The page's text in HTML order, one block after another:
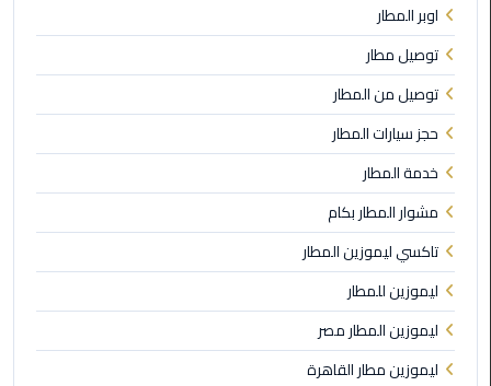
ليموزين
الهرم
ليموزين
من
مطار
برج
العرب
الى
الساحل
الشمالي
ليموزين
الفيوم
اوبر المطار
توصيل مطار
توصيل من المطار
حجز سيارات المطار
خدمة المطار
مشوار المطار بكام
تاكسي ليموزين المطار
ليموزين للمطار
ليموزين المطار مصر
ليموزين مطار القاهرة